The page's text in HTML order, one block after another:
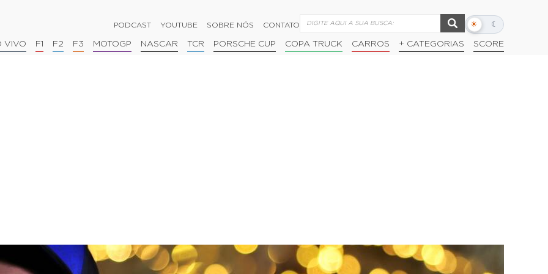
PODCAST YOUTUBE SOBRE NÓS CONTATO ☀ ☾
Alternar
escuro
VIVO F1 F2 F3 MOTOGP NASCAR TCR PORSCHE CUP COPA TRUCK CARROS + CATEGORIAS SCORE